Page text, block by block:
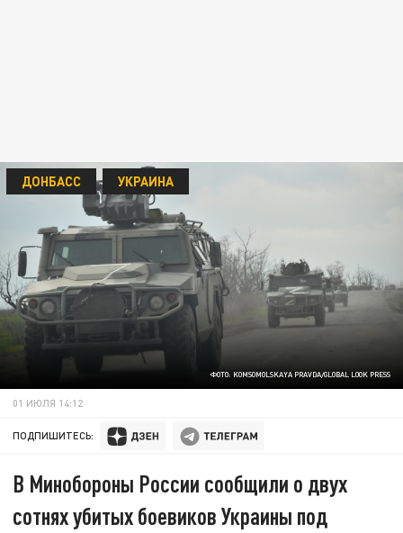
ФОТО: KOMSOMOLSKAYA PRAVDA/GLOBAL LOOK PRESS
ДОНБАСС УКРАИНА
01 ИЮЛЯ 14:12
ПОДПИШИТЕСЬ:
В Минобороны России сообщили о двух
сотнях убитых боевиков Украины под